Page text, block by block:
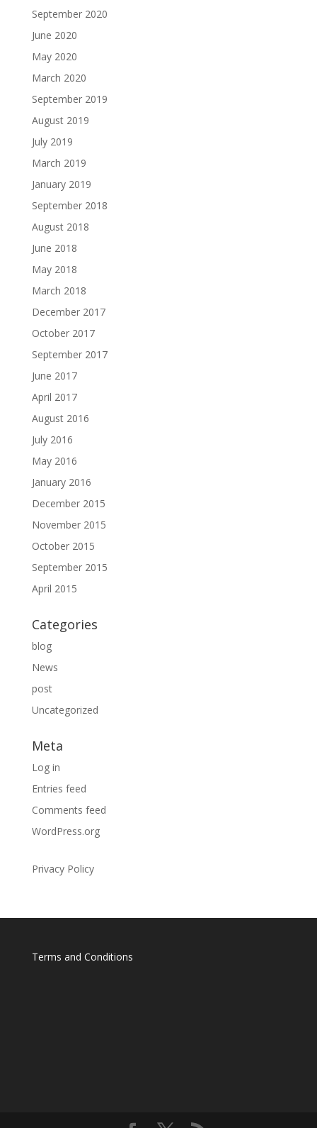
September 2020
June 2020
May 2020
March 2020
September 2019
August 2019
July 2019
March 2019
January 2019
September 2018
August 2018
June 2018
May 2018
March 2018
December 2017
October 2017
September 2017
June 2017
April 2017
August 2016
July 2016
May 2016
January 2016
December 2015
November 2015
October 2015
September 2015
April 2015
Categories
blog
News
post
Uncategorized
Meta
Log in
Entries feed
Comments feed
WordPress.org
Privacy Policy
Terms and Conditions